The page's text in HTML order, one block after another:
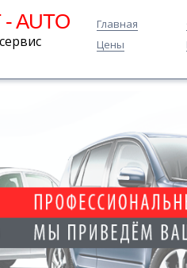
- AUTO Главная
Цены